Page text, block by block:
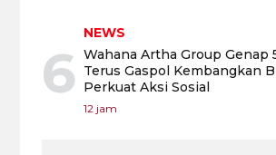
6
NEWS
Wahana Artha Group Genap
Terus Gaspol Kembangkan
Perkuat Aksi Sosial
12 jam